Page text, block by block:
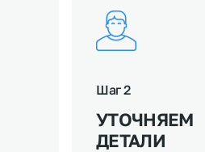
Шаг 2
УТОЧНЯЕМ
ДЕТАЛИ